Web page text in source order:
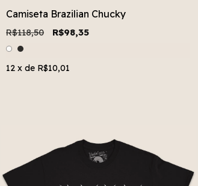
Camiseta Brazilian Chucky
R$118,50 R$98,35
12 x de R$10,01